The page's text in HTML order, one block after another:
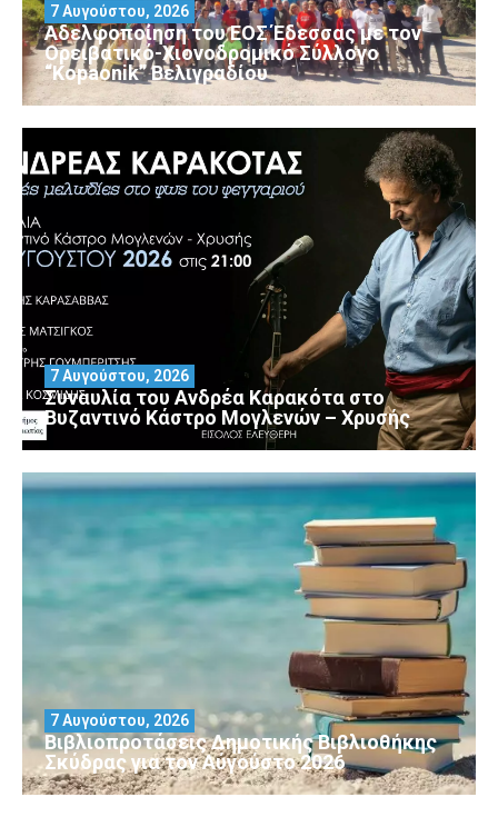
Αδελφοποίηση του ΕΟΣ Έδεσσας με τον
Ορειβατικό-Χιονοδρομικό Σύλλογο
“Kopaonik” Βελιγραδίου
7 Αυγούστου, 2026
Συναυλία του Ανδρέα Καρακότα στο
Βυζαντινό Κάστρο Μογλενών – Χρυσής
7 Αυγούστου, 2026
Βιβλιοπροτάσεις Δημοτικής Βιβλιοθήκης
Σκύδρας για τον Αύγούστο 2026
7 Αυγούστου, 2026